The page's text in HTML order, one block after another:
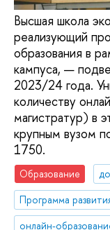
Высшая школа
реализующий
образования в
кампуса, —
2023/24 года.
количеству
магистратур) в
крупным вузом
1750.
Образование
Программа
онлайн-